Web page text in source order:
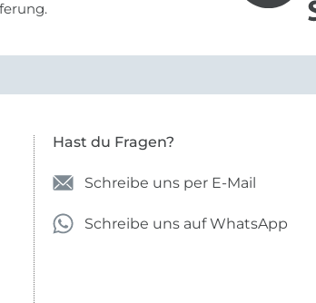
Hast du Fragen?
Schreibe uns per E-Mail
Schreibe uns auf WhatsApp